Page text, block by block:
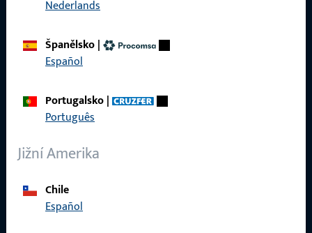
Nederlands
Španělsko|
Español
Portugalsko|
Português
Jižní Amerika
Chile
Español
Katalog produktů